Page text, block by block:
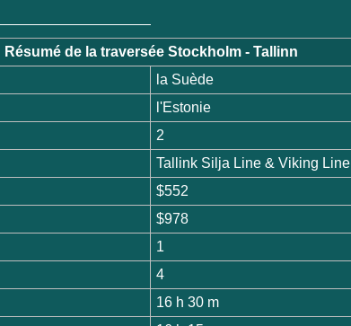
Résumé de la traversée Stockholm - Tallinn
la Suède
l'Estonie
2
Tallink Silja Line & Viking Line
$552
$978
1
4
16 h 30 m